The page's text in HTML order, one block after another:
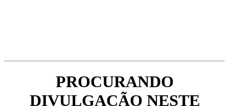
PROCURANDO
DIVULGAÇÃO NESTE